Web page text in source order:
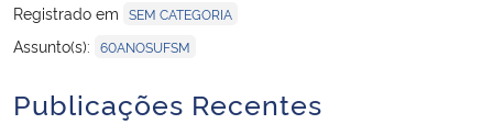
Gabinete de Segurança Institucional
Advocacia-Geral da União
Registrado em SEM CATEGORIA
Assunto(s): 60ANOSUFSM
Publicações Recentes